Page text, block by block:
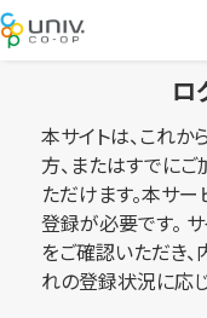
ロ
本サイトは、これ
方、またはすでに
ただけます。本サ
登録が必要です。
をご確認いただき
れの登録状況に応